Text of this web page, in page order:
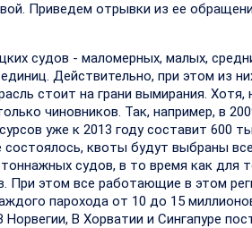
Приведем отрывки из ее
судов - маломерных, малых,
Действительно, при этом из
стоит на грани вымирания. Хотя,
чиновников. Так, например, в
уже к 2013 году составит 600
квоты будут выбраны
судов, в то время как для
При этом все работающие в этом
парохода от 10 до 15
В Хорватии и Сингапуре